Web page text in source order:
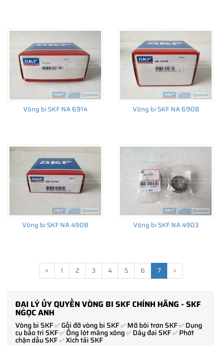
Vòng bi SKF NA 6914 Vòng bi SKF NA 6908
Vòng bi SKF NA 4908 Vòng bi SKF NA 4903
« 1 2 3 4 5 6 7 »
ĐẠI LÝ ỦY QUYỀN VÒNG BI SKF CHÍNH HÃNG - SKF
NGỌC ANH
Vòng bi SKF✅ Gối đỡ vòng bi SKF✅ Mỡ bôi trơn SKF✅ Dụng
cụ bảo trì SKF✅ Ống lót măng xông✅ Dây đai SKF✅ Phớt
chặn dầu SKF✅Xích tải SKF